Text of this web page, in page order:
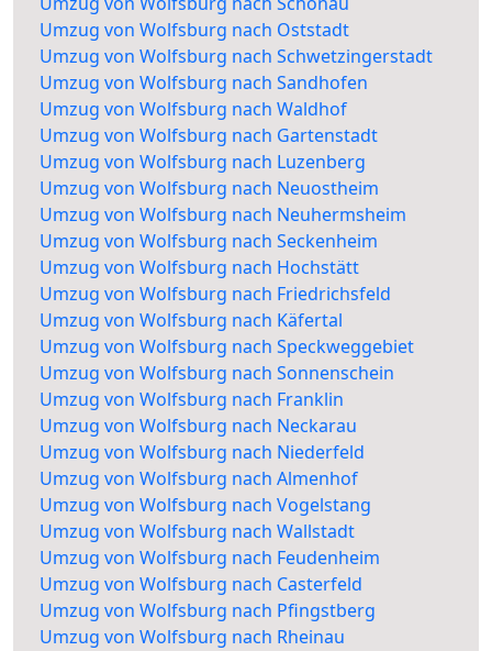
Umzug von Wolfsburg nach Oststadt
Umzug von Wolfsburg nach Schwetzingerstadt
Umzug von Wolfsburg nach Sandhofen
Umzug von Wolfsburg nach Waldhof
Umzug von Wolfsburg nach Gartenstadt
Umzug von Wolfsburg nach Luzenberg
Umzug von Wolfsburg nach Neuostheim
Umzug von Wolfsburg nach Neuhermsheim
Umzug von Wolfsburg nach Seckenheim
Umzug von Wolfsburg nach Hochstätt
Umzug von Wolfsburg nach Friedrichsfeld
Umzug von Wolfsburg nach Käfertal
Umzug von Wolfsburg nach Speckweggebiet
Umzug von Wolfsburg nach Sonnenschein
Umzug von Wolfsburg nach Franklin
Umzug von Wolfsburg nach Neckarau
Umzug von Wolfsburg nach Niederfeld
Umzug von Wolfsburg nach Almenhof
Umzug von Wolfsburg nach Vogelstang
Umzug von Wolfsburg nach Wallstadt
Umzug von Wolfsburg nach Feudenheim
Umzug von Wolfsburg nach Casterfeld
Umzug von Wolfsburg nach Pfingstberg
Umzug von Wolfsburg nach Rheinau